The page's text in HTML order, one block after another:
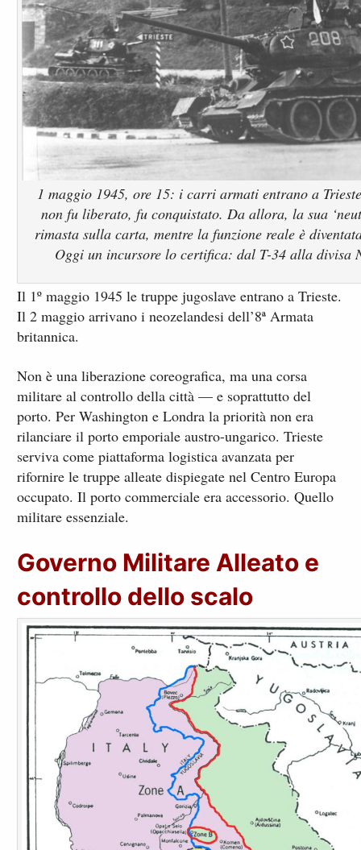
1 maggio 1945, ore 15: i carri armati entrano a
non fu liberato, fu conquistato. Da allora, la sua
rimasta sulla carta, mentre la funzione reale è
Oggi un incursore lo certifica: dal T-34 alla divisa
Il 1º maggio 1945 le truppe jugoslave entrano a Trieste.
Il 2 maggio arrivano i neozelandesi dell’8ª Armata
britannica.
Non è una liberazione coreografica, ma una corsa
militare al controllo della città — e soprattutto del
porto. Per Washington e Londra la priorità non era
rilanciare il porto emporiale austro-ungarico. Trieste
serviva come piattaforma logistica avanzata per
rifornire le truppe alleate dispiegate nel Centro Europa
occupato. Il porto commerciale era accessorio. Quello
militare essenziale.
Governo Militare Alleato e
controllo dello scalo